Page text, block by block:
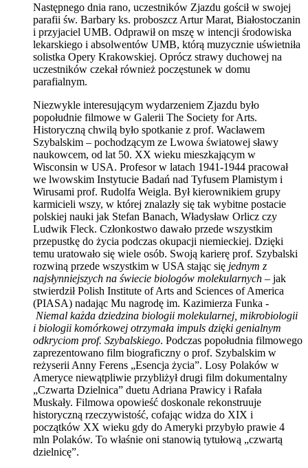
Następnego dnia rano, uczestników Zjazdu gościł w swojej
parafii św. Barbary ks. proboszcz Artur Marat, Białostoczanin
i przyjaciel UMB. Odprawił on mszę w intencji środowiska
lekarskiego i absolwentów UMB, którą muzycznie uświetniła
solistka Opery Krakowskiej. Oprócz strawy duchowej na
uczestników czekał również poczęstunek w domu
parafialnym.
Niezwykle interesującym wydarzeniem Zjazdu było
popołudnie filmowe w Galerii The Society for Arts.
Historyczną chwilą było spotkanie z prof. Wacławem
Szybalskim – pochodzącym ze Lwowa światowej sławy
naukowcem, od lat 50. XX wieku mieszkającym w
Wisconsin w USA. Profesor w latach 1941-1944 pracował
we lwowskim Instytucie Badań nad Tyfusem Plamistym i
Wirusami prof. Rudolfa Weigla. Był kierownikiem grupy
karmicieli wszy, w której znalazły się tak wybitne postacie
polskiej nauki jak Stefan Banach, Władysław Orlicz czy
Ludwik Fleck. Członkostwo dawało przede wszystkim
przepustkę do życia podczas okupacji niemieckiej. Dzięki
temu uratowało się wiele osób. Swoją karierę prof. Szybalski
rozwiną przede wszystkim w USA stając się jednym z
najsłynniejszych na świecie biologów molekularnych – jak
stwierdził Polish Institute of Arts and Sciences of America
(PIASA) nadając Mu nagrodę im. Kazimierza Funka -
Niemal każda dziedzina biologii molekularnej, mikrobiologii
i biologii komórkowej otrzymała impuls dzięki genialnym
odkryciom prof. Szybalskiego. Podczas popołudnia filmowego
zaprezentowano film biograficzny o prof. Szybalskim w
reżyserii Anny Ferens „Esencja życia”. Losy Polaków w
Ameryce niewątpliwie przybliżył drugi film dokumentalny
„Czwarta Dzielnica” duetu Adriana Prawicy i Rafała
Muskały. Filmowa opowieść doskonale rekonstruuje
historyczną rzeczywistość, cofając widza do XIX i
początków XX wieku gdy do Ameryki przybyło prawie 4
mln Polaków. To właśnie oni stanowią tytułową „czwartą
dzielnicę”.